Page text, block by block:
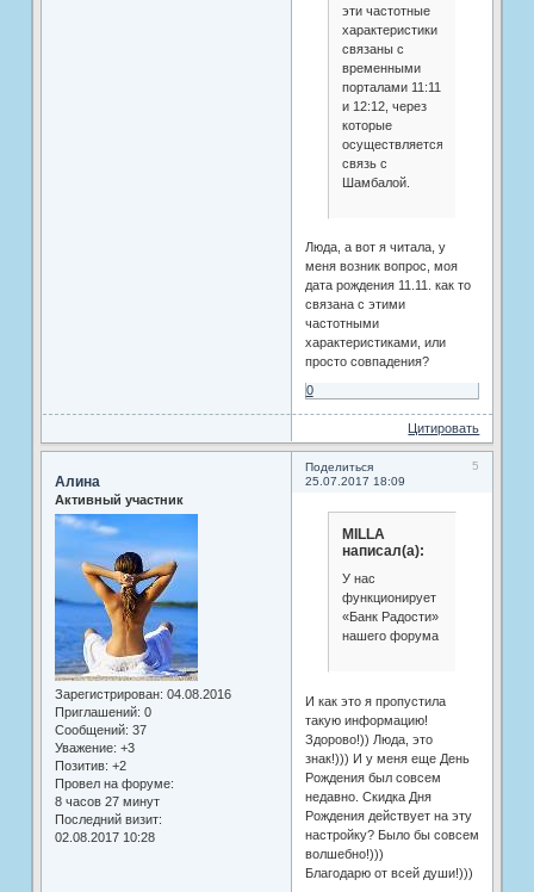
эти частотные
характеристики
связаны с
временными
порталами 11:11
и 12:12, через
которые
осуществляется
связь с
Шамбалой.
Люда, а вот я читала, у
меня возник вопрос, моя
дата рождения 11.11. как то
связана с этими
частотными
характеристиками, или
просто совпадения?
0
Цитировать
Поделиться
5
25.07.2017 18:09
Алина
Активный участник
Зарегистрирован: 04.08.2016
Приглашений: 0
Сообщений: 37
Уважение: +3
Позитив: +2
Провел на форуме:
8 часов 27 минут
Последний визит:
02.08.2017 10:28
MILLA
написал(а):
У нас
функционирует
«Банк Радости»
нашего форума
И как это я пропустила
такую информацию!
Здорово!)) Люда, это
знак!))) И у меня еще День
Рождения был совсем
недавно. Скидка Дня
Рождения действует на эту
настройку? Было бы совсем
волшебно!)))
Благодарю от всей души!)))